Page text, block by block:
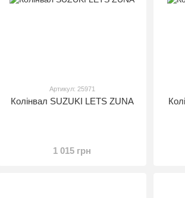
Артикул: 25971
Колінвал SUZUKI LETS ZUNA
1 015 грн